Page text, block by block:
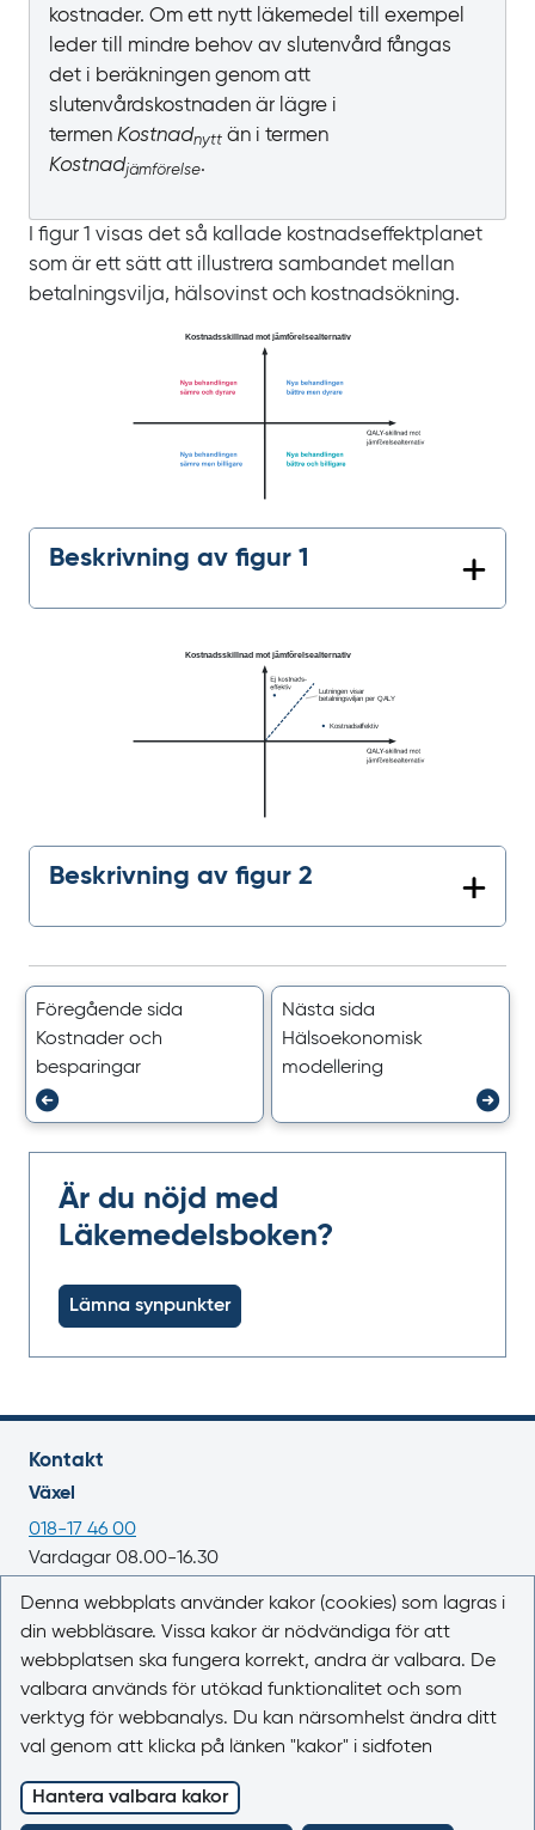
kostnader. Om ett nytt läkemedel till exempel
leder till mindre behov av slutenvård fångas
det i beräkningen genom att
slutenvårdskostnaden är lägre i
termen Kostnadnytt än i termen
Kostnadjämförelse.
I figur 1 visas det så kallade kostnadseffektplanet
som är ett sätt att illustrera sambandet mellan
betalningsvilja, hälsovinst och kostnadsökning.
Beskrivning av figur 1
Beskrivning av figur 2
Föregående sida
Kostnader och
besparingar
Nästa sida
Hälsoekonomisk
modellering
Är du nöjd med
Läkemedelsboken?
Lämna synpunkter
Kontakt
Växel
018-17 46 00
Vardagar 08.00-16.30
E-post
registrator@lakemedelsverket.se
Om webbplatsen
Om Läkemedelsboken
Kontakta oss
Kakor (cookies)
Tillgänglighet
Denna webbplats använder kakor (cookies) som lagras i
din webbläsare. Vissa kakor är nödvändiga för att
webbplatsen ska fungera korrekt, andra är valbara. De
valbara används för utökad funktionalitet och som
verktyg för webbanalys. Du kan närsomhelst ändra ditt
val genom att klicka på länken "kakor" i sidfoten
Hantera valbara kakor